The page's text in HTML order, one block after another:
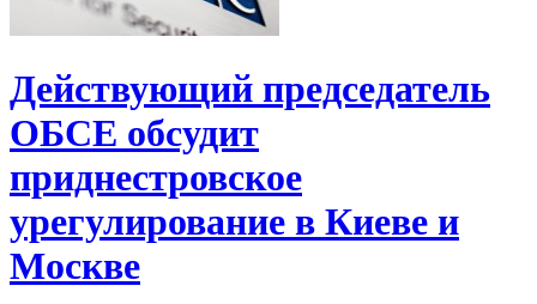
Действующий председатель
ОБСЕ обсудит
приднестровское
урегулирование в Киеве и
Москве